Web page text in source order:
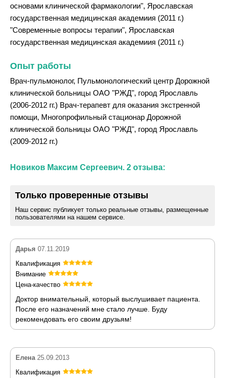
основами клинической фармакологии", Ярославская
государственная медицинская академиия (2011 г.)
"Современные вопросы терапии", Ярославская
государственная медицинская академиия (2011 г.)
Опыт работы
Врач-пульмонолог, Пульмонологический центр Дорожной
клинической больницы ОАО "РЖД", город Ярославль
(2006-2012 гг.) Врач-терапевт для оказания экстренной
помощи, Многопрофильный стационар Дорожной
клинической больницы ОАО "РЖД", город Ярославль
(2009-2012 гг.)
Новиков Максим Сергеевич. 2 отзыва:
Только проверенные отзывы
Наш сервис публикует только реальные отзывы, размещенные
пользователями на нашем сервисе.
Дарья 07.11.2019
Квалификация
Внимание
Цена-качество
Доктор внимательный, который выслушивает пациента.
После его назначений мне стало лучше. Буду
рекомендовать его своим друзьям!
Елена 25.09.2013
Квалификация